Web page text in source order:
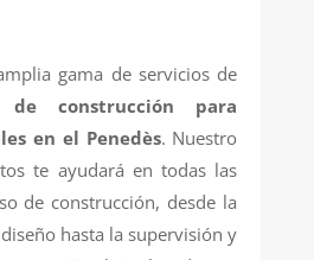
gama de servicios de
de construcción para
en el Penedès. Nuestro
te ayudará en todas las
de construcción, desde la
hasta la supervisión y